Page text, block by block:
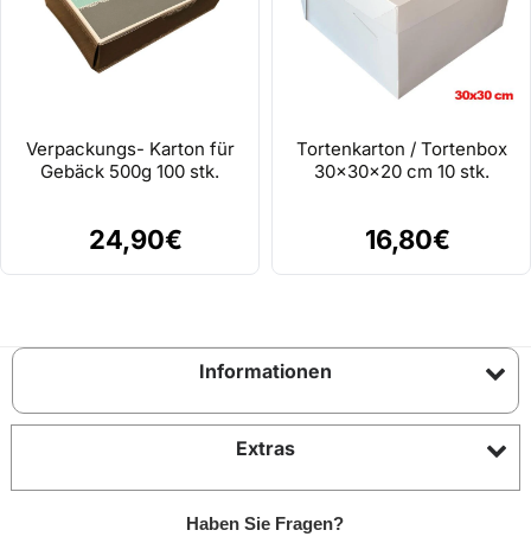
Verpackungs- Karton für
Gebäck 500g 100 stk.
24,90€
Tortenkarton / Tortenbox
30x30x20 cm 10 stk.
16,80€
Informationen
Extras
Haben Sie Fragen?